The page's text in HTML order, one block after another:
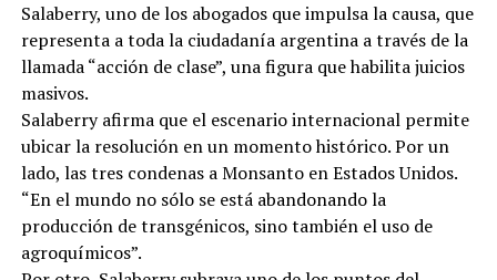
Salaberry, uno de los abogados que impulsa la causa, que
representa a toda la ciudadanía argentina a través de la
llamada “acción de clase”, una figura que habilita juicios
masivos.
Salaberry afirma que el escenario internacional permite
ubicar la resolución en un momento histórico. Por un
lado, las tres condenas a Monsanto en Estados Unidos.
“En el mundo no sólo se está abandonando la
producción de transgénicos, sino también el uso de
agroquímicos”.